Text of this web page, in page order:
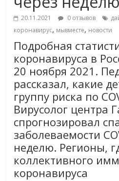
20.11.2021 0 отзывов
коронавирус, мывместе, новости
Подробная
коронавируса в
20 ноября 2021.
рассказал, какие
группу риска по
Вирусолог центра
спрогнозировал
заболеваемости
неделю. Регионы,
коллективного
коронавируса